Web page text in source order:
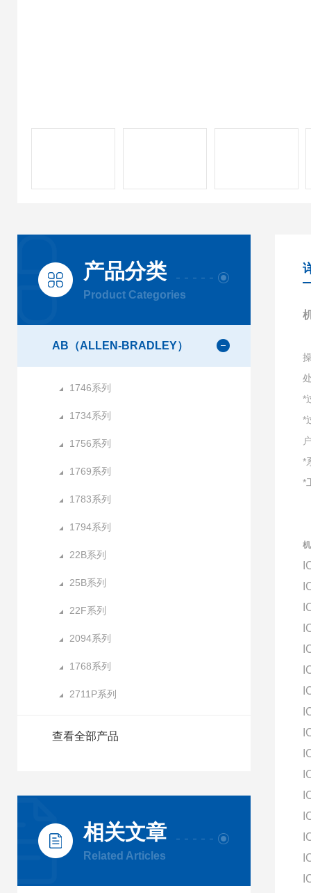
产品分类
Product Categories
AB（ALLEN-BRADLEY）
1746系列
1734系列
1756系列
1769系列
1783系列
1794系列
22B系列
25B系列
22F系列
2094系列
1768系列
2711P系列
查看全部产品
相关文章
Related Articles
*
*
*
*